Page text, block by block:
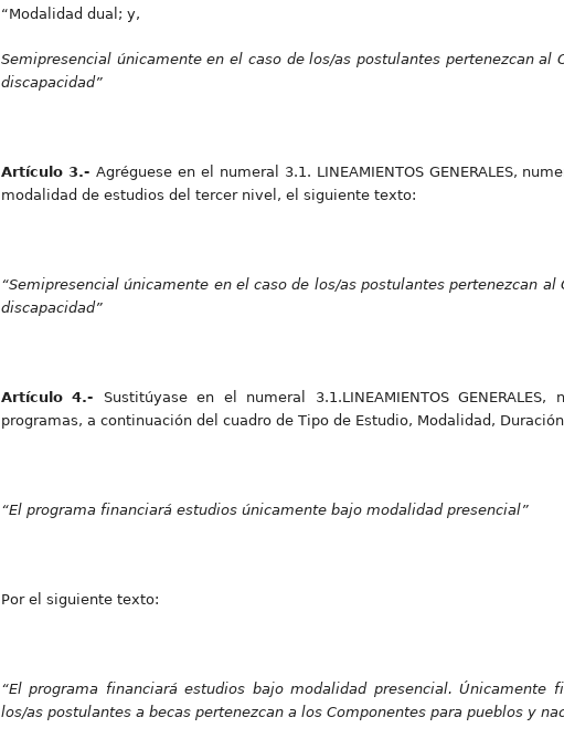
“Modalidad dual; y,
Semipresencial únicamente en el caso de los/as postulantes pertenezcan al
discapacidad”
Artículo 3.- Agréguese en el numeral 3.1. LINEAMIENTOS GENERALES,
modalidad de estudios del tercer nivel, el siguiente texto:
“Semipresencial únicamente en el caso de los/as postulantes pertenezcan
discapacidad”
Artículo 4.- Sustitúyase en el numeral 3.1.LINEAMIENTOS
programas, a continuación del cuadro de Tipo de Estudio, Modalidad,
“El programa financiará estudios únicamente bajo modalidad presencial”
Por el siguiente texto:
“El programa financiará estudios bajo modalidad presencial. Únicamente
los/as postulantes a becas pertenezcan a los Componentes para pueblos y